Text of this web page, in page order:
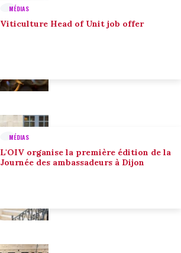
MÉDIAS
Viticulture Head of Unit job offer
MÉDIAS
L'OIV organise la première édition de la
Journée des ambassadeurs à Dijon